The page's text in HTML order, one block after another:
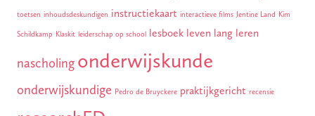
toetsen inhoudsdeskundigen instructiekaart interactieve films Jentine Land Kim
Schildkamp Klaskit leiderschap op school lesboek leven lang leren
nascholing onderwijskunde
onderwijskundige Pedro de Bruyckere praktijkgericht recensie